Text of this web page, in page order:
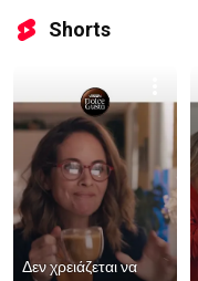
Shorts
Δεν χρειάζεται να